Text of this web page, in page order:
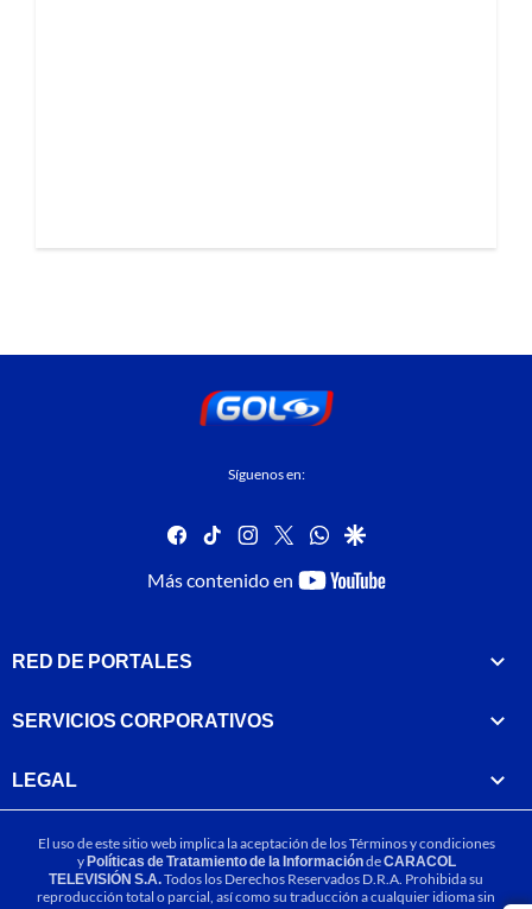
Síguenos en:
facebook
tiktok instagram
twitterwhatsapp
google
Más contenido en
youtube-
RED DE PORTALES
SERVICIOS CORPORATIVOS
LEGAL
El uso de este sitio web implica la aceptación de losTérminos y condiciones
yPolíticas de Tratamiento de la InformacióndeCARACOL
TELEVISIÓN S.A.Todos los Derechos Reservados D.R.A. Prohibida su
reproducción total o parcial, así como su traducción a cualquier idioma sin